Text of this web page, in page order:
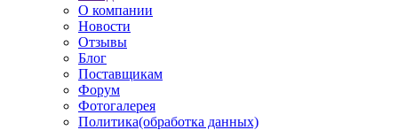
О компании
Новости
Отзывы
Блог
Поставщикам
Форум
Фотогалерея
Политика(обработка данных)